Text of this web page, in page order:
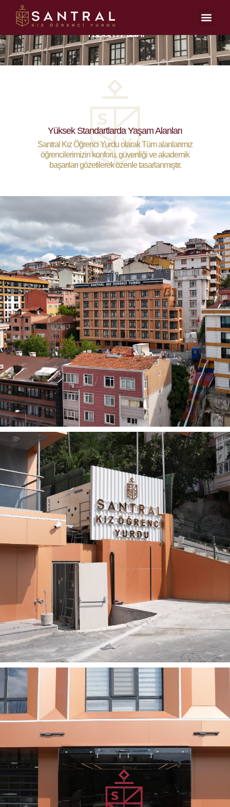
Yaşam Alanı
Yüksek Standartlarda Yaşam Alanları
Santral Kız Öğrenci Yurdu olarak Tüm alanlarımız
öğrencilerimizin konforu, güvenliği ve akademik
başarıları gözetilerek özenle tasarlanmıştır.